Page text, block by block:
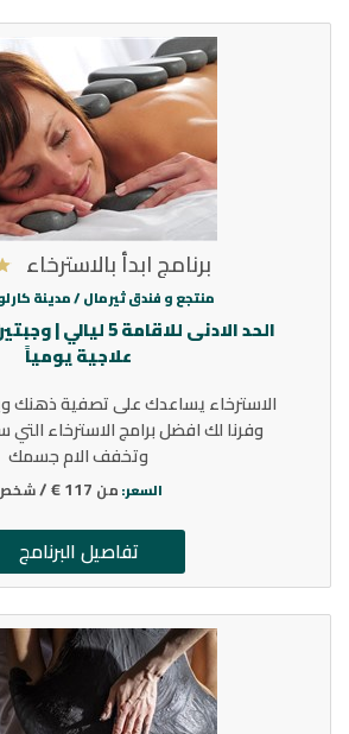
برنامج ابدأ بالاسترخاء
منتجع و فندق ثيرمال /مدينة
الحد الادنى للاقامة
علاجية يومياً
الاسترخاء يساعدك على تصفية ذهنك
وفرنا لك افضل برامج الاسترخاء
وتخفف الام جسمك
السعر: من 117 € /
تفاصيل البرنامج